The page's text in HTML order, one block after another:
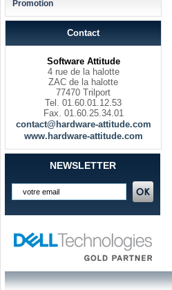
Promotion
Contact
Software Attitude
4 rue de la halotte
ZAC de la halotte
77470 Trilport
Tel. 01.60.01.12.53
Fax. 01.60.25.34.01
contact@hardware-attitude.com
www.hardware-attitude.com
NEWSLETTER